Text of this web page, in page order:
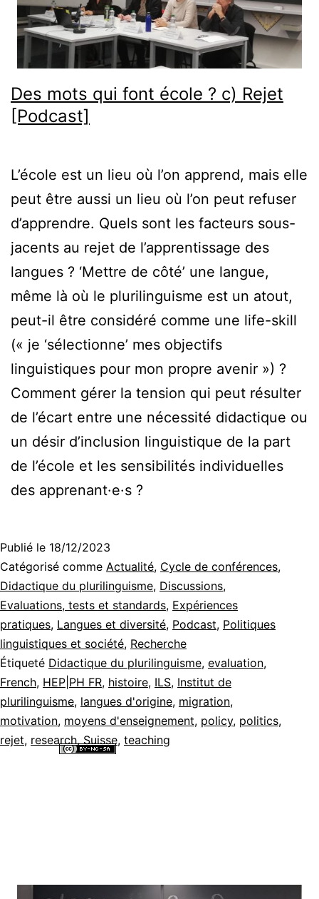
Des mots qui font école ? c) Rejet
[Podcast]
L’école est un lieu où l’on apprend, mais elle
peut être aussi un lieu où l’on peut refuser
d’apprendre. Quels sont les facteurs sous-
jacents au rejet de l’apprentissage des
langues ? ‘Mettre de côté’ une langue,
même là où le plurilinguisme est un atout,
peut-il être considéré comme une life-skill
(« je ‘sélectionne’ mes objectifs
linguistiques pour mon propre avenir ») ?
Comment gérer la tension qui peut résulter
de l’écart entre une nécessité didactique ou
un désir d’inclusion linguistique de la part
de l’école et les sensibilités individuelles
des apprenant·e·s ?
Publié le 18/12/2023
Catégorisé comme Actualité, Cycle de conférences,
Didactique du plurilinguisme, Discussions,
Evaluations, tests et standards, Expériences
pratiques, Langues et diversité, Podcast, Politiques
linguistiques et société, Recherche
Étiqueté Didactique du plurilinguisme, evaluation,
French, HEP|PH FR, histoire, ILS, Institut de
plurilinguisme, langues d'origine, migration,
motivation, moyens d'enseignement, policy, politics,
rejet, research, Suisse, teaching